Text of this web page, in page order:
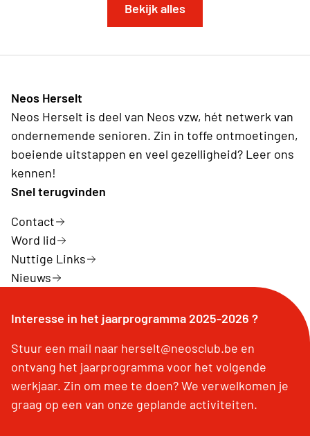
Bekijk alles
Neos Herselt
Neos Herselt is deel van Neos vzw, hét netwerk van
ondernemende senioren. Zin in toffe ontmoetingen,
boeiende uitstappen en veel gezelligheid? Leer ons
kennen!
Snel terugvinden
Contact
Word lid
Nuttige Links
Nieuws
Interesse in het jaarprogramma 2025-2026 ?
Stuur een mail naar herselt@neosclub.be en
ontvang het jaarprogramma voor het volgende
werkjaar. Zin om mee te doen? We verwelkomen je
graag op een van onze geplande activiteiten.